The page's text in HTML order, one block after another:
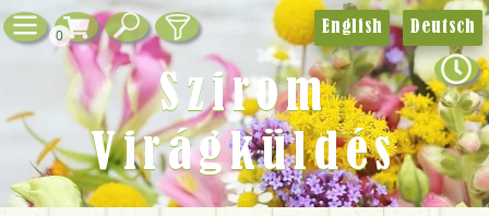
0
English Deutsch
Szirom
Virágküldés